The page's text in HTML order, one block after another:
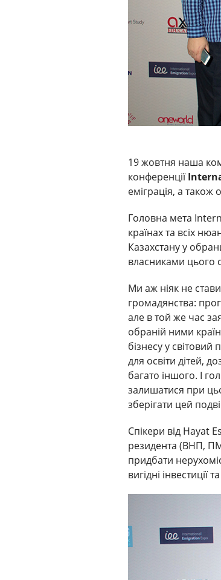
19 жовтня наша
конференції
еміграція, а також
Головна мета
країнах та всіх
Казахстану у
власниками цього
Ми аж ніяк не
громадянства:
але в той же час
обраній ними
бізнесу у
для освіти дітей,
багато іншого. І
залишатися при
зберігати цей
Спікери від Hayat
резидента (ВНП,
придбати
вигідні інвестиції